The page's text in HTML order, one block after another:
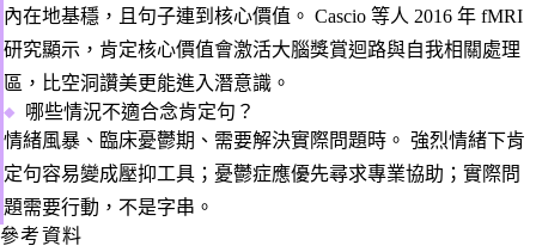
內在地基穩，且句子連到核心價值。 Cascio 等人 2016 年 fMRI
研究顯示，肯定核心價值會激活大腦獎賞迴路與自我相關處理
區，比空洞讚美更能進入潛意識。
哪些情況不適合念肯定句？
情緒風暴、臨床憂鬱期、需要解決實際問題時。 強烈情緒下肯
定句容易變成壓抑工具；憂鬱症應優先尋求專業協助；實際問
題需要行動，不是字串。
參考資料